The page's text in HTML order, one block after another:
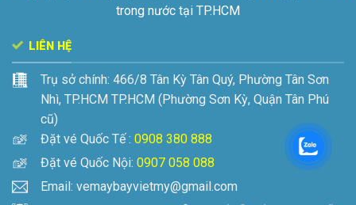
trong nước tại TP.HCM
LIÊN HỆ
Trụ sở chính: 466/8 Tân Kỳ Tân Quý, Phường Tân Sơn
Nhì, TP.HCM TP.HCM (Phường Sơn Kỳ, Quận Tân Phú
cũ)
Đặt vé Quốc Tế : 0908 380 888
Đặt vé Quốc Nội: 0907 058 088
Email: vemaybayvietmy@gmail.com